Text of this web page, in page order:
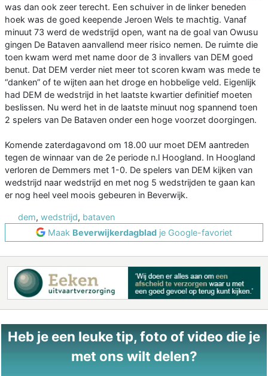
was dan ook zeer terecht. Een schuiver in de linker beneden
hoek was de goed keepende Jeroen Wels te machtig. Vanaf
minuut 73 werd de wedstrijd open, want na de goal van Owusu
gingen De Bataven aanvallend meer risico nemen. De ruimte die
toen kwam werd met name door de 3 invallers van DEM goed
benut. Dat DEM verder niet meer tot scoren kwam was mede te
“danken” of te wijten aan het droge en hobbelige veld. Eigenlijk
had DEM de wedstrijd in het laatste kwartier definitief moeten
beslissen. Nu werd het in de laatste minuut nog spannend toen
2 spelers van De Bataven onder een hoge voorzet doorgingen.
Komende zaterdagavond om 18.00 uur moet DEM aantreden
tegen de winnaar van de 2e periode n.l Hoogland. In Hoogland
verloren de Demmers met 1-0. De spelers van DEM kijken van
wedstrijd naar wedstrijd en met nog 5 wedstrijden te gaan kan
er nog heel veel moois gebeuren in Beverwijk.
dem, wedstrijd, bataven
Maak Beverwijkerdagblad je Google-favoriet
Heb je een leuke tip, foto of video die je
met ons wilt delen?